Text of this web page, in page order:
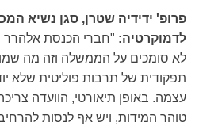
פרופ' ידידיה שטרן, סגן נשיא
לדמוקרטיה: "חברי הכנסת אלהרר
לא סומכים על הממשלה וזה מה
תפקודית של תרבות פוליטית שלא
עצמה. באופן תיאורטי, הוועדה
טוהר המידות, ויש אף לנסות